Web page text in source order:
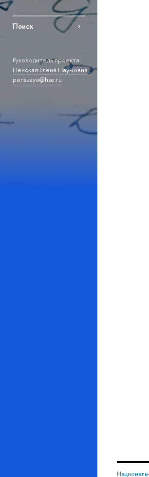
Поиск
Руководитель проекта:
Пенская Елена Наумовна,
penskaya@hse.ru